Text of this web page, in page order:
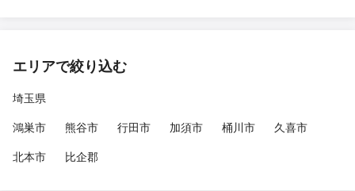
エリアで絞り込む
埼玉県
鴻巣市
熊谷市 行田市 加須市 桶川市
久喜市
北本市
比企郡